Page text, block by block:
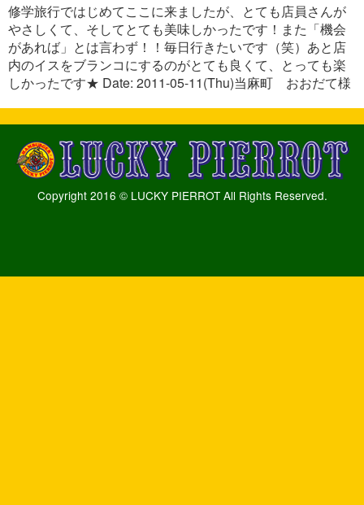
修学旅行ではじめてここに来ましたが、とても店員さんが
やさしくて、そしてとても美味しかったです！また「機会
があれば」とは言わず！！毎日行きたいです（笑）あと店
内のイスをブランコにするのがとても良くて、とっても楽
しかったです★ Date: 2011-05-11(Thu)当麻町 おおだて様
Copyright 2016 © LUCKY PIERROT All Rights Reserved.